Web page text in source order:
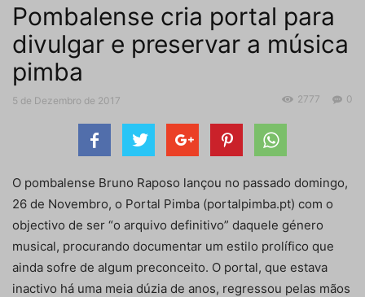
Pombalense cria portal para
divulgar e preservar a música
pimba
5 de Dezembro de 2017 0
2777
O pombalense Bruno Raposo lançou no passado domingo,
26 de Novembro, o Portal Pimba (portalpimba.pt) com o
objectivo de ser “o arquivo definitivo” daquele género
musical, procurando documentar um estilo prolífico que
ainda sofre de algum preconceito. O portal, que estava
inactivo há uma meia dúzia de anos, regressou pelas mãos